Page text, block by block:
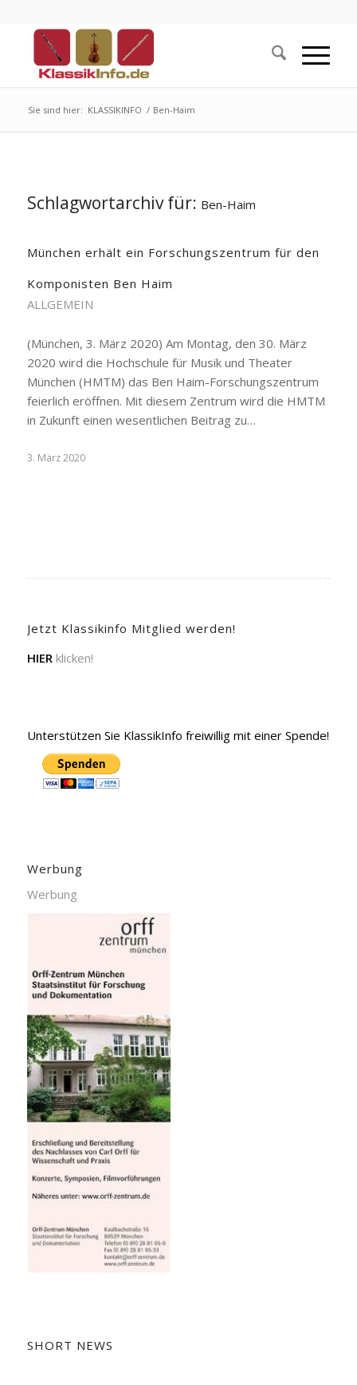
Sie sind hier: KLASSIKINFO / Ben-Haim
Schlagwortarchiv für: Ben-Haim
München erhält ein Forschungszentrum für den
Komponisten Ben Haim
ALLGEMEIN
(München, 3. März 2020) Am Montag, den 30. März
2020 wird die Hochschule für Musik und Theater
München (HMTM) das Ben Haim-Forschungszentrum
feierlich eröffnen. Mit diesem Zentrum wird die HMTM
in Zukunft einen wesentlichen Beitrag zu…
3. März 2020
Jetzt Klassikinfo Mitglied werden!
HIER klicken!
Unterstützen Sie KlassikInfo freiwillig mit einer Spende!
Werbung
Werbung
SHORT NEWS